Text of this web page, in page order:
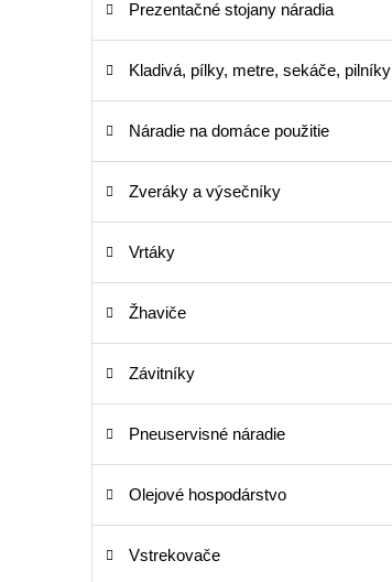
Prezentačné stojany náradia
Kladivá, pílky, metre, sekáče, pilníky
Náradie na domáce použitie
Zveráky a výsečníky
Vrtáky
Žhaviče
Závitníky
Pneuservisné náradie
Olejové hospodárstvo
Vstrekovače